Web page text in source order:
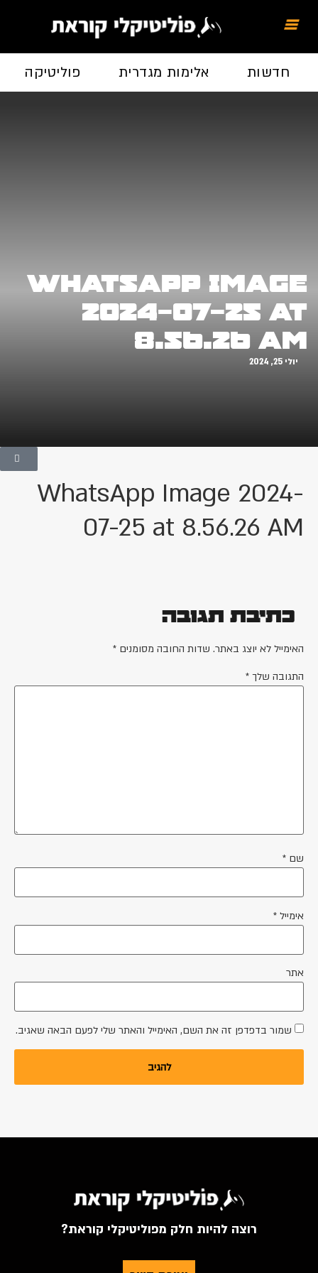
חדשות אלימות מגדרית פוליטיקה
WhatsApp Image
2024-07-25 at
8.56.26 AM
יולי 25, 2024
WhatsApp Image 2024-
07-25 at 8.56.26 AM
כתיבת תגובה
האימייל לא יוצג באתר. שדות החובה מסומנים *
התגובה שלך *
שם *
אימייל *
אתר
שמור בדפדפן זה את השם, האימייל והאתר שלי לפעם הבאה שאגיב.
רוצה להיות חלק מפוליטיקלי קוראת?